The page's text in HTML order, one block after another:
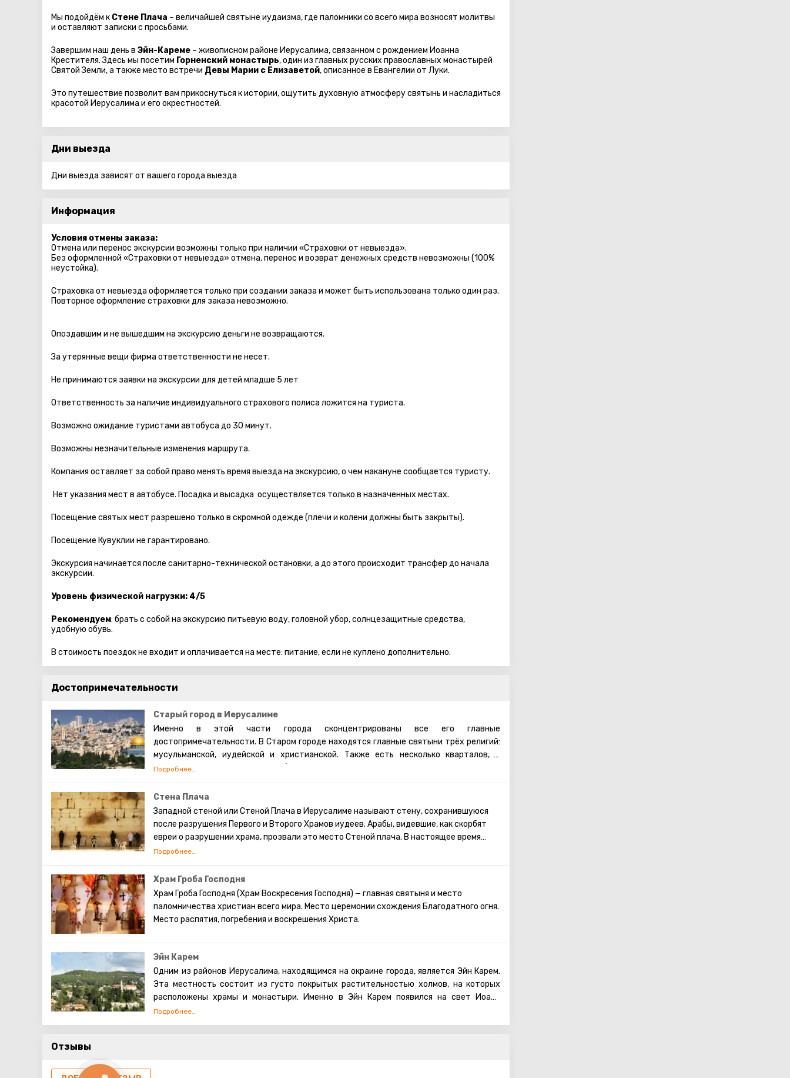
Мы подойдём к Стене Плача – величайшей святыне иудаизма, где паломники со всего мира возносят молитвы
и оставляют записки с просьбами.
Завершим наш день в Эйн-Кареме – живописном районе Иерусалима, связанном с рождением Иоанна
Крестителя. Здесь мы посетим Горненский монастырь, один из главных русских православных монастырей
Святой Земли, а также место встречи Девы Марии с Елизаветой, описанное в Евангелии от Луки.
Это путешествие позволит вам прикоснуться к истории, ощутить духовную атмосферу святынь и насладиться
красотой Иерусалима и его окрестностей.
Дни выезда
Дни выезда зависят от вашего города выезда
Информация
Условия отмены заказа:
Отмена или перенос экскурсии возможны только при наличии «Страховки от невыезда».
Без оформленной «Страховки от невыезда» отмена, перенос и возврат денежных средств невозможны (100%
неустойка).
Страховка от невыезда оформляется только при создании заказа и может быть использована только один раз.
Повторное оформление страховки для заказа невозможно.
Опоздавшим и не вышедшим на экскурсию деньги не возвращаются.
За утерянные вещи фирма ответственности не несет.
Не принимаются заявки на экскурсии для детей младше 5 лет
Ответственность за наличие индивидуального страхового полиса ложится на туриста.
Возможно ожидание туристами автобуса до 30 минут.
Возможны незначительные изменения маршрута.
Компания оставляет за собой право менять время выезда на экскурсию, о чем накануне сообщается туристу.
Нет указания мест в автобуcе. Посадка и высадка осуществляется только в назначенных местах.
Посещение святых мест разрешено только в скромной одежде (плечи и колени должны быть закрыты).
Посещение Кувуклии не гарантировано.
Экскурсия начинается после санитарно-технической остановки, а до этого происходит трансфер до начала
экскурсии.
Уровень физической нагрузки: 4/5
Рекомендуем: брать с собой на экскурсию питьевую воду, головной убор, солнцезащитные средства,
удобную обувь.
В стоимость поездок не входит и оплачивается на месте: питание, если не куплено дополнительно.
Достопримечательности
Старый город в Иерусалиме
Именно в этой части города сконцентрированы все его главные
достопримечательности. В Старом городе находятся главные святыни трёх религий:
мусульманской, иудейской и христианской. Также есть несколько кварталов, в
которых проживают евреи, арабы, христиане и армяне. Несмотря на то, что армяне
живут они обособленно. В армянском квартале практически не бывает туристических
экскурсий. Каждый может увидеть потрясающие памятники старинной архитектуры,
просто прогулявшись по Старому городу. Башня Давида, Храм Гроба Господня,
сохранившаяся римская торговая улица, Стена Плача и многие другие
Стена Плача
Западной стеной или Стеной Плача в Иерусалиме называют стену, сохранившуюся
после разрушения Первого и Второго Храмов иудеев. Арабы, видевшие, как скорбят
евреи о разрушении храма, прозвали это место Стеной плача. В настоящее время
существует традиция: стоя у Стены Плача просить о самом сокровенном. Можно
непременно сбудется. Собираясь посетить Стену Плача, следует помнить о том, что
это возможно только в скромной одежде, прикрывающей колени и плечи.
Храм Гроба Господня
Храм Гроба Господня (Храм Воскресения Господня) — главная святыня и место
паломничества христиан всего мира. Место церемонии схождения Благодатного огня.
Место распятия, погребения и воскрешения Христа.
Эйн Карем
Одним из районов Иерусалима, находящимся на окраине города, является Эйн Карем.
Эта местность состоит из густо покрытых растительностью холмов, на которых
расположены храмы и монастыри. Именно в Эйн Карем появился на свет Иоанн
Креститель.
В Эйн Карем бьет святой для христиан источник, из которого, по преданию, попила
Отзывы